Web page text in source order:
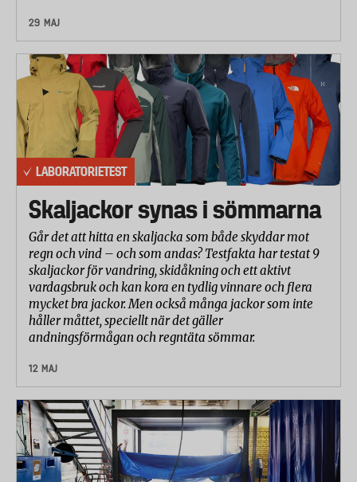
29 MAJ
LABORATORIETEST
Skaljackor synas i sömmarna
Går det att hitta en skaljacka som både skyddar mot
regn och vind – och som andas? Testfakta har testat 9
skaljackor för vandring, skidåkning och ett aktivt
vardagsbruk och kan kora en tydlig vinnare och flera
mycket bra jackor. Men också många jackor som inte
håller måttet, speciellt när det gäller
andningsförmågan och regntäta sömmar.
12 MAJ